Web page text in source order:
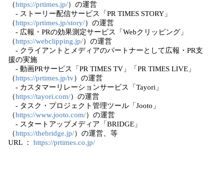
（https://prtimes.jp/）の運営
- ストーリー配信サービス「PR TIMES STORY」
（https://prtimes.jp/story/）の運営
- 広報・PRの効果測定サービス「Webクリッピング」
（https://webclipping.jp/）の運営
- クライアントとメディアのパートナーとして広報・PR支
援の実施
- 動画PRサービス「PR TIMES TV」「PR TIMES LIVE」
（https://prtimes.jp/tv）の運営
- カスタマーリレーションサービス「Tayori」
（https://tayori.com/）の運営
- タスク・プロジェクト管理ツール「Jooto」
（https://www.jooto.com/）の運営
- スタートアップメディア「BRIDGE」
（https://thebridge.jp/）の運営、等
URL ： https://prtimes.co.jp/